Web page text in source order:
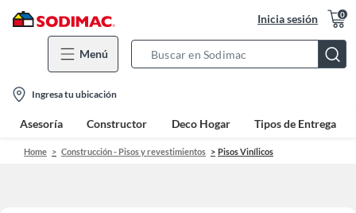
Inicia sesión 0
Menú
Bar
location-
icon
Ingresa tu ubicación
Asesoría Constructor Deco Hogar Tipos de Entrega
Home Construcción - Pisos y revestimientos Pisos Vinílicos